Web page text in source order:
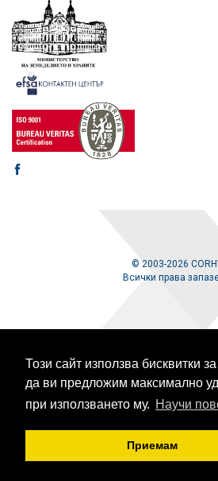
Този сайт използва бисквитки
да ви предложим максимално
при използването му. Научи
Приемам
© 2003-2026
Всички права